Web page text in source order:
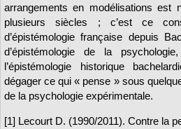
arrangements en modélisations est
plusieurs siècles ; c’est ce
d’épistémologie française depuis
d’épistémologie de la
l’épistémologie historique
dégager ce qui « pense » sous
de la psychologie expérimentale.
[1] Lecourt D. (1990/2011). Contre la